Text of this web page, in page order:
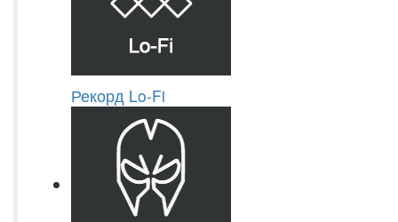
Рекорд Lo-Fi